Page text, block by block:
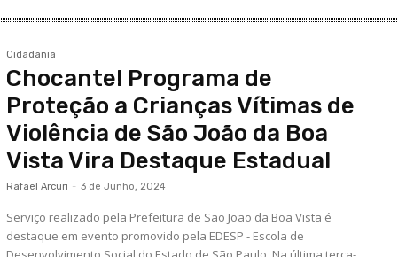
Cidadania
Chocante! Programa de
Proteção a Crianças Vítimas de
Violência de São João da Boa
Vista Vira Destaque Estadual
Rafael Arcuri - 3 de Junho, 2024
Serviço realizado pela Prefeitura de São João da Boa Vista é
destaque em evento promovido pela EDESP - Escola de